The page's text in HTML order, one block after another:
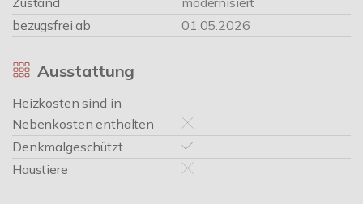
bezugsfrei ab
01.05.2026
Ausstattung
Heizkosten sind in
Nebenkosten enthalten
Denkmalgeschützt
Haustiere